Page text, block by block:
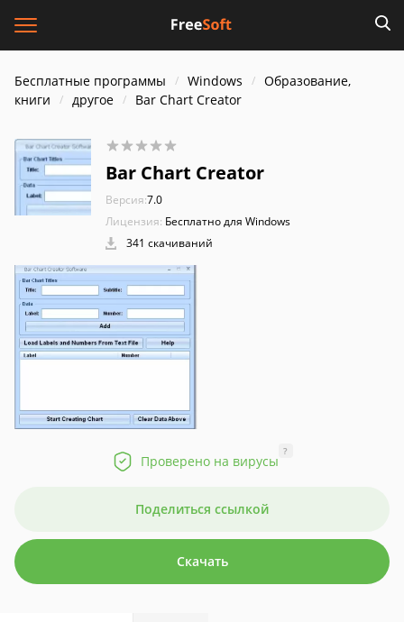
Бесплатные программы Windows
Образование,
книги
другое Bar Chart Creator
Bar Chart Creator
Версия:7.0
Лицензия: Бесплатно для Windows
341 скачиваний
Проверено на вирусы
?
Поделиться ссылкой
Скачать